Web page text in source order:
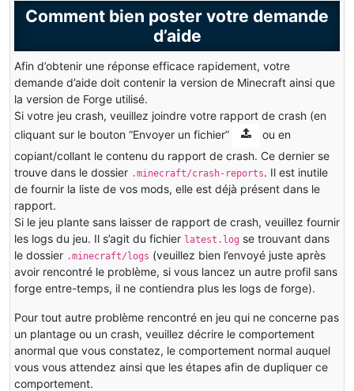
Comment bien poster votre demande
d’aide
Afin d’obtenir une réponse efficace rapidement, votre
demande d’aide doit contenir la version de Minecraft ainsi que
la version de Forge utilisé.
Si votre jeu crash, veuillez joindre votre rapport de crash (en
cliquant sur le bouton “Envoyer un fichier”
ou en
copiant/collant le contenu du rapport de crash. Ce dernier se
trouve dans le dossier .minecraft/crash-reports. Il est inutile
de fournir la liste de vos mods, elle est déjà présent dans le
rapport.
Si le jeu plante sans laisser de rapport de crash, veuillez fournir
les logs du jeu. Il s’agit du fichier latest.log se trouvant dans
le dossier .minecraft/logs (veuillez bien l’envoyé juste après
avoir rencontré le problème, si vous lancez un autre profil sans
forge entre-temps, il ne contiendra plus les logs de forge).
Pour tout autre problème rencontré en jeu qui ne concerne pas
un plantage ou un crash, veuillez décrire le comportement
anormal que vous constatez, le comportement normal auquel
vous vous attendez ainsi que les étapes afin de dupliquer ce
comportement.